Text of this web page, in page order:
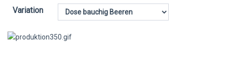
Variation